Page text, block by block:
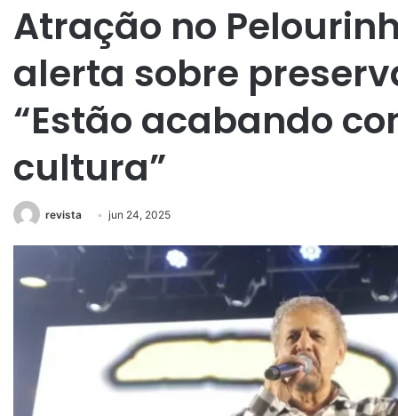
Atração no
alerta sobre
“Estão acabando
cultura”
revista jun 24, 2025